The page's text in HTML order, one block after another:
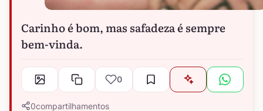
Carinho é bom, mas safadeza é sempre
bem-vinda.
0
0compartilhamentos